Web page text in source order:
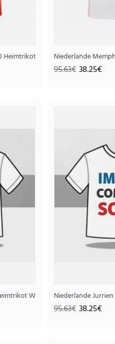
Heimtrikot WM 2026
Heimtrikot WM 2026 Kurzarm
Niederlande
95.63€ 38.25€
WM 2026 Kurzarm
Niederlande
95.63€ 38.25€